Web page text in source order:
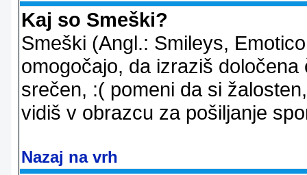
Kaj so Smeški?
Smeški (Angl.: Smileys,
omogočajo, da izraziš
srečen, :( pomeni da si
vidiš v obrazcu za pošiljanje
Nazaj na vrh